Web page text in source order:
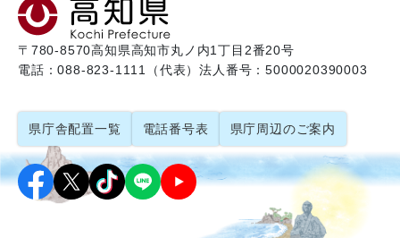
〒780-8570高知県高知市丸ノ内1丁目2番20号
電話：088-823-1111（代表）法人番号：5000020390003
県庁舎配置一覧 電話番号表 県庁周辺のご案内